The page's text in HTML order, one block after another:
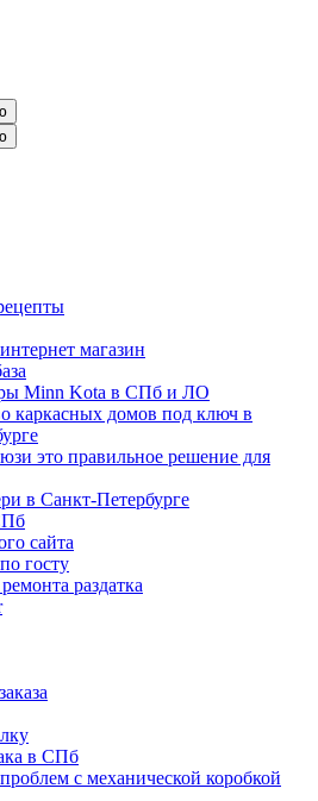
магазин
Minn Kota в СПб и ЛО
каркасных домов под ключ в
это правильное решение для
в Санкт-Петербурге
сайта
госту
раздатка
в СПб
с механической коробкой